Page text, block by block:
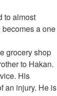
to almost
a one
grocery shop
to Hakan.
His
an injury. He is